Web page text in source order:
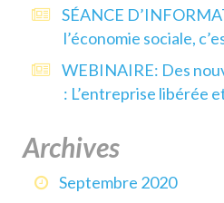
SÉANCE
l’économie sociale,
WEBINAIRE: Des
: L’entreprise libérée
Archives
Septembre 2020